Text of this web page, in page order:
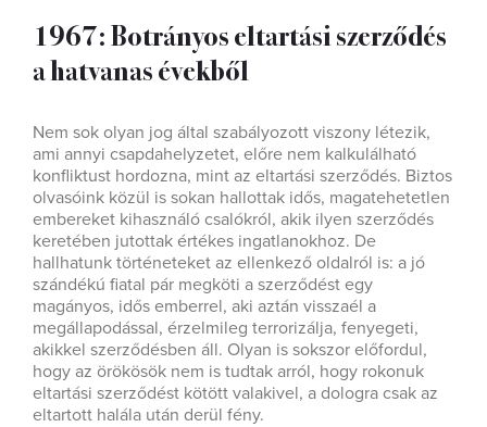
1967: Botrányos eltartási szerződés
a hatvanas évekből
Nem sok olyan jog által szabályozott viszony létezik,
ami annyi csapdahelyzetet, előre nem kalkulálható
konfliktust hordozna, mint az eltartási szerződés. Biztos
olvasóink közül is sokan hallottak idős, magatehetetlen
embereket kihasználó csalókról, akik ilyen szerződés
keretében jutottak értékes ingatlanokhoz. De
hallhatunk történeteket az ellenkező oldalról is: a jó
szándékú fiatal pár megköti a szerződést egy
magányos, idős emberrel, aki aztán visszaél a
megállapodással, érzelmileg terrorizálja, fenyegeti,
akikkel szerződésben áll. Olyan is sokszor előfordul,
hogy az örökösök nem is tudtak arról, hogy rokonuk
eltartási szerződést kötött valakivel, a dologra csak az
eltartott halála után derül fény.